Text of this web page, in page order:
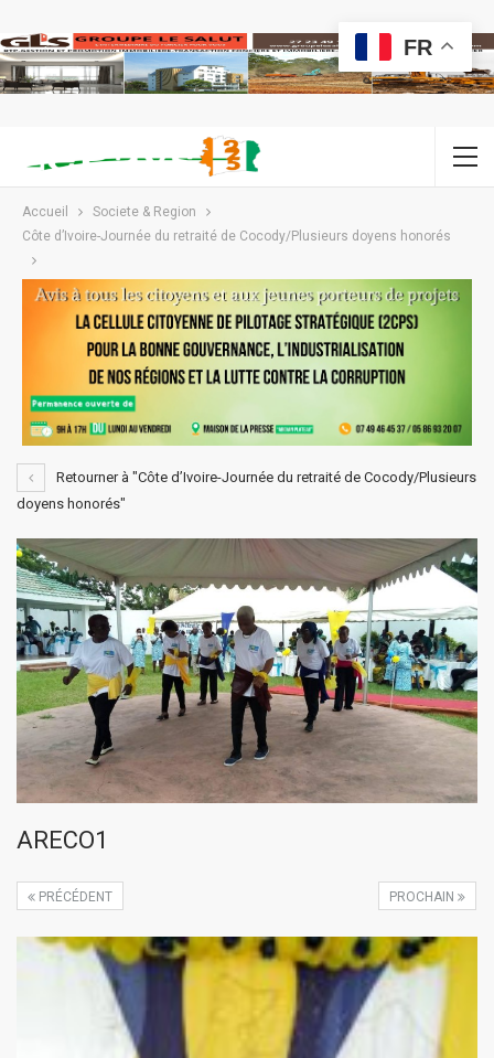
Accueil
Societe & Region
Côte d’Ivoire-Journée du retraité de Cocody/Plusieurs doyens honorés
Retourner à "Côte d’Ivoire-Journée du retraité de Cocody/Plusieurs
doyens honorés"
ARECO1
PROCHAIN
PRÉCÉDENT
FR